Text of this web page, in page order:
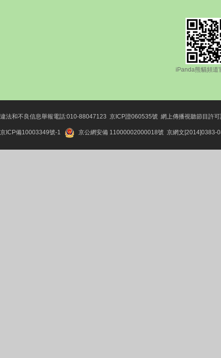
iPanda熊貓頻道
違法和不良信息舉報電話:010-88047123 京ICP證060535號 網上傳播視聽節目許
京ICP備10003349號-1 京公網安備 11000002000018號 京網文[2014]0383-